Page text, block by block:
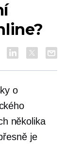
o
několika
je